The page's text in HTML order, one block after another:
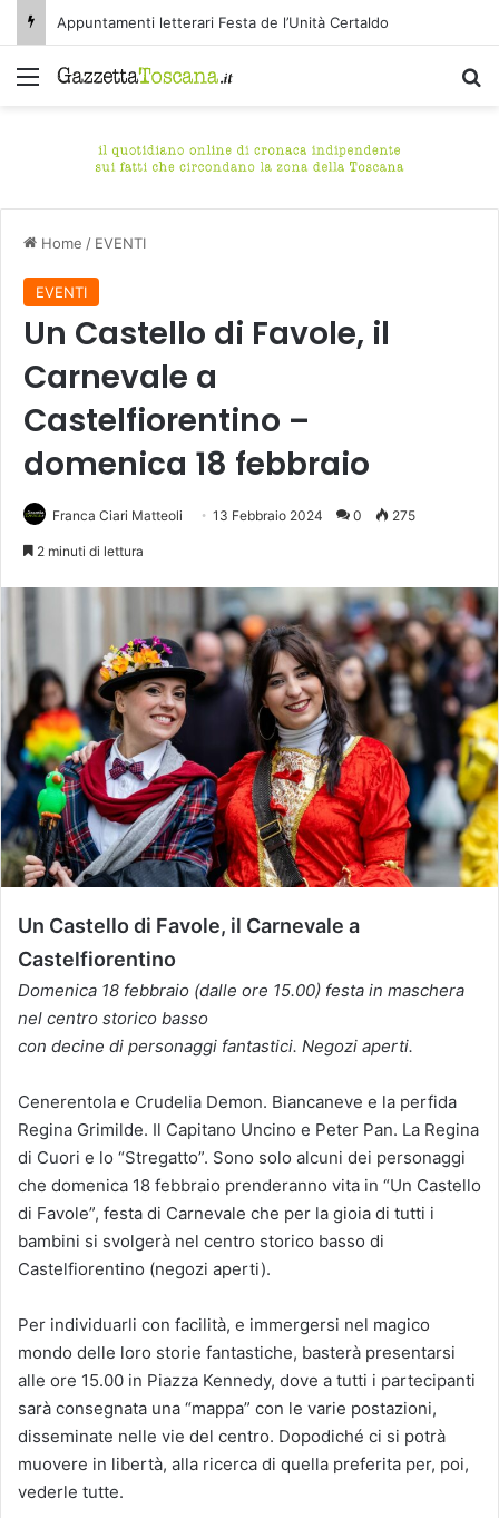
Appuntamenti letterari Festa de l’Unità Certaldo
Menu
Home / EVENTI
EVENTI
Un Castello di Favole, il
Carnevale a
Castelfiorentino –
domenica 18 febbraio
Franca Ciari Matteoli 13 Febbraio 2024 0 275
2 minuti di lettura
Un Castello di Favole, il Carnevale a
Castelfiorentino
Domenica 18 febbraio (dalle ore 15.00) festa in maschera
nel centro storico basso
con decine di personaggi fantastici. Negozi aperti.
Cenerentola e Crudelia Demon. Biancaneve e la perfida
Regina Grimilde. Il Capitano Uncino e Peter Pan. La Regina
di Cuori e lo “Stregatto”. Sono solo alcuni dei personaggi
che domenica 18 febbraio prenderanno vita in “Un Castello
di Favole”, festa di Carnevale che per la gioia di tutti i
bambini si svolgerà nel centro storico basso di
Castelfiorentino (negozi aperti).
Per individuarli con facilità, e immergersi nel magico
mondo delle loro storie fantastiche, basterà presentarsi
alle ore 15.00 in Piazza Kennedy, dove a tutti i partecipanti
sarà consegnata una “mappa” con le varie postazioni,
disseminate nelle vie del centro. Dopodiché ci si potrà
muovere in libertà, alla ricerca di quella preferita per, poi,
vederle tutte.